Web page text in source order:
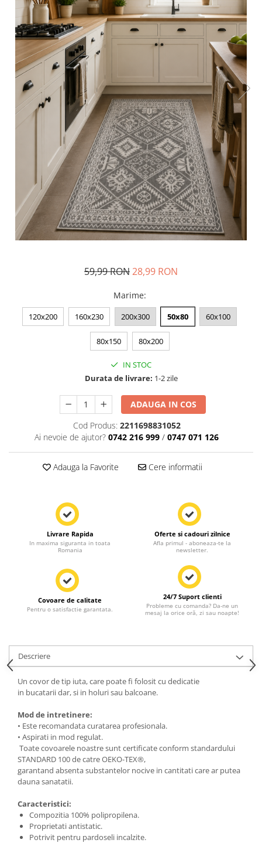
59,99 RON28,99 RON
Marime:
120x200 160x230 200x300 50x80 60x100
80x150 80x200
IN STOC
Durata de livrare: 1-2 zile
ADAUGA IN COS
Cod Produs: 2211698831052
Ai nevoie de ajutor? 0742 216 999 / 0747 071 126
Adauga la Favorite Cere informatii
Livrare Rapida
In maxima siguranta in toata
Romania
Oferte si cadouri zilnice
Afla primul - aboneaza-te la
newsletter.
Covoare de calitate
Pentru o satisfactie garantata.
24/7 Suport clienti
Probleme cu comanda? Da-ne un
mesaj la orice oră, zi sau noapte!
Descriere
Un covor de tip iuta, care poate fi folosit cu dedicatie
in bucatarii dar, si in holuri sau balcoane.
Mod de intretinere:
• Este recomandata curatarea profesionala.
• Aspirati in mod regulat.
Toate covoarele noastre sunt certificate conform standardului
STANDARD 100 de catre OEKO-TEX®,
garantand absenta substantelor nocive in cantitati care ar putea
dauna sanatatii.
Caracteristici:
Compozitia 100% polipropilena.
Proprietati antistatic.
Potrivit pentru pardoseli incalzite.